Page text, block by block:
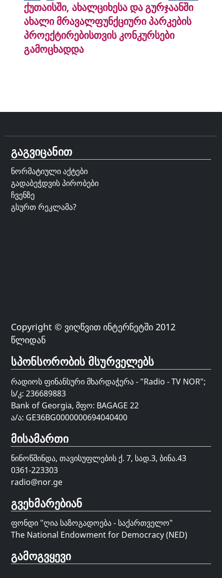
ქუთაისში, ახალციხესა და გურჯაანში
ახალი მრავალფუნქციური პარკების
პროექტირებისთვის კონკურსები
გამოცხადდა
გაგვიცანით
ნორმატიული აქტები
გადაბეჭდვის პირობები
ჩვენზე
გსურთ რეკლამა?
Copyright © ვიღწვით ინტერნეტში 2012
წლიდან
სპონსორობის მსურველებს
რადიოს ფინანსური მხარდაჭერა - "Radio - TV NOR";
ს/კ: 236689883
Bank of Georgia, მფო: BAGAGE 22
ა/ა: GE36BG0000000694040400
მისამართი
ნინოწმინდა, თავისუფლების ქ. 7, სად.3, ბინა.43
0361-223303
radio@nor.ge
გვეხმარებიან
ფონდი "ღია საზოგადოება - საქართველო"
The National Endowment for Democracy (NED)
გამოგვყევი